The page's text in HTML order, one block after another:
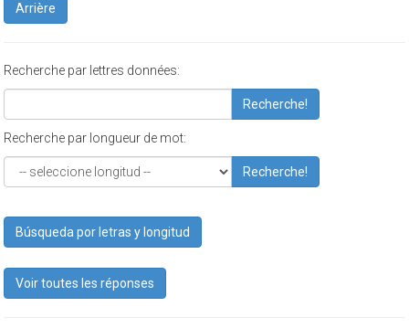
Arrière
Recherche par lettres données:
Recherche!
Recherche par longueur de mot:
Recherche!
Búsqueda por letras y longitud
Voir toutes les réponses